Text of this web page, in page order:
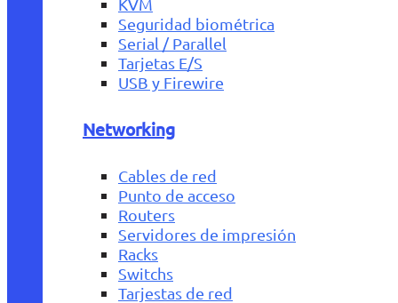
KVM
Seguridad biométrica
Serial / Parallel
Tarjetas E/S
USB y Firewire
Networking
Cables de red
Punto de acceso
Routers
Servidores de impresión
Racks
Switchs
Tarjestas de red